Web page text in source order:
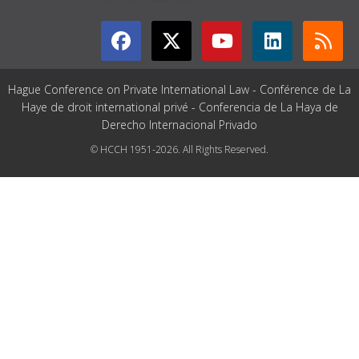
Hague Conference on Private International Law - Conférence de La
Haye de droit international privé - Conferencia de La Haya de
Derecho Internacional Privado
© HCCH 1951-2026. All Rights Reserved.